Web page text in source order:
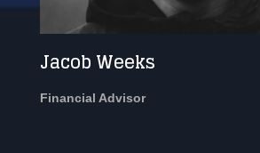
Jacob Weeks
Financial Advisor